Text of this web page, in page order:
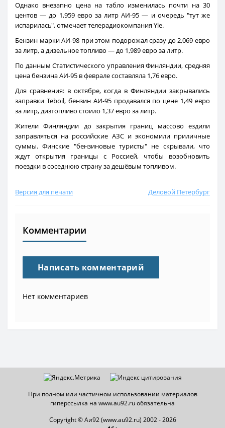
Однако внезапно цена на табло изменилась почти на 30
центов — до 1,959 евро за литр АИ-95 — и очередь "тут же
испарилась", отмечает телерадиокомпания Yle.
Бензин марки АИ-98 при этом подорожал сразу до 2,069 евро
за литр, а дизельное топливо — до 1,989 евро за литр.
По данным Статистического управления Финляндии, средняя
цена бензина АИ-95 в феврале составляла 1,76 евро.
Для сравнения: в октябре, когда в Финляндии закрывались
заправки Teboil, бензин АИ-95 продавался по цене 1,49 евро
за литр, дизтопливо стоило 1,37 евро за литр.
Жители Финляндии до закрытия границ массово ездили
заправляться на российские АЗС и экономили приличные
суммы. Финские "бензиновые туристы" не скрывали, что
ждут открытия границы с Россией, чтобы возобновить
поездки в соседнюю страну за дешёвым топливом.
Версия для печати Деловой Петербург
Комментарии
Написать комментарий
Нет комментариев
При полном или частичном использовании материалов
гиперссылка на www.au92.ru обязательна
Copyright © Аи92 (www.au92.ru) 2002 - 2026